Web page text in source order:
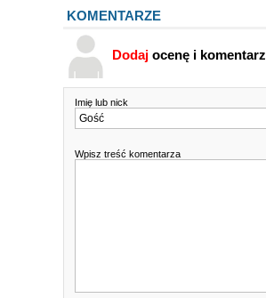
KOMENTARZE
Dodajocenę i komentarz
Imię lub nick
Wpisz treść komentarza